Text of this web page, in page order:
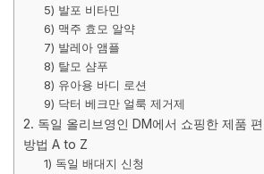
5) 발포 비타민
6) 맥주 효모 알약
7) 발레아 앰플
8) 탈모 샴푸
8) 유아용 바디 로션
9) 닥터 베크만 얼룩 제거제
2. 독일 올리브영인 DM에서 쇼핑한 제품
방법 A to Z
1) 독일 배대지 신청